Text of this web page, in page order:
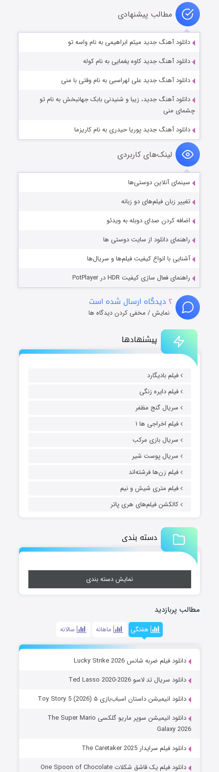
پیشنهادها
فیلم بادیگارد
فیلم دایره زنگی
سریال گنج مظفر
فیلم اخراجی ها ۱
سریال بازی مرکب
سریال پوست شیر
فیلم زن‌ها فرشته‌اند
فیلم متری شیش و نیم
کالکشن فیلم‌های هری پاتر
دسته بندی
نمایش دسته بندی
مطالب پربازدید
هفتگی ماهانه سالانه
دانلود فیلم ضربه شانس Lucky Strike 2026
دانلود سریال تد لاسو Ted Lasso 2020-2026
دانلود انیمیشن داستان اسباب‌بازی ۵ Toy Story 5 (2026)
دانلود انیمیشن سوپر ماریو گلکسی The Super Mario
Galaxy 2026
دانلود فیلم سرایدار The Caretaker 2025
دانلود فیلم یک قاشق شکلات One Spoon of Chocolate
مطالب پیشنهادی
دانلود آهنگ جدید میثم ابراهیمی به نام واسه تو
دانلود آهنگ جدید کاوه یغمایی به نام کوله
دانلود آهنگ جدید علی لهراسبی به نام وقتی با منی
دانلود آهنگ جدید، زیبا و شنیدنی بابک جهانبخش به نام تو
چشمای منی
دانلود آهنگ جدید پوریا حیدری به نام کاریزما
لینک‌های کاربردی
سینمای آنلاین دوستی‌ها
تغییر زبان فیلم‌های دو زبانه
اضافه کردن صدای دوبله به ویدئو
راهنمای دانلود از سایت دوستی ها
آشنایی با انواع کیفیت فیلم‌ها و سریال‌ها
راهنمای فعال سازی کیفیت HDR در PotPlayer
۲ دیدگاه ارسال شده است
نمایش / مخفی کردن دیدگاه ها